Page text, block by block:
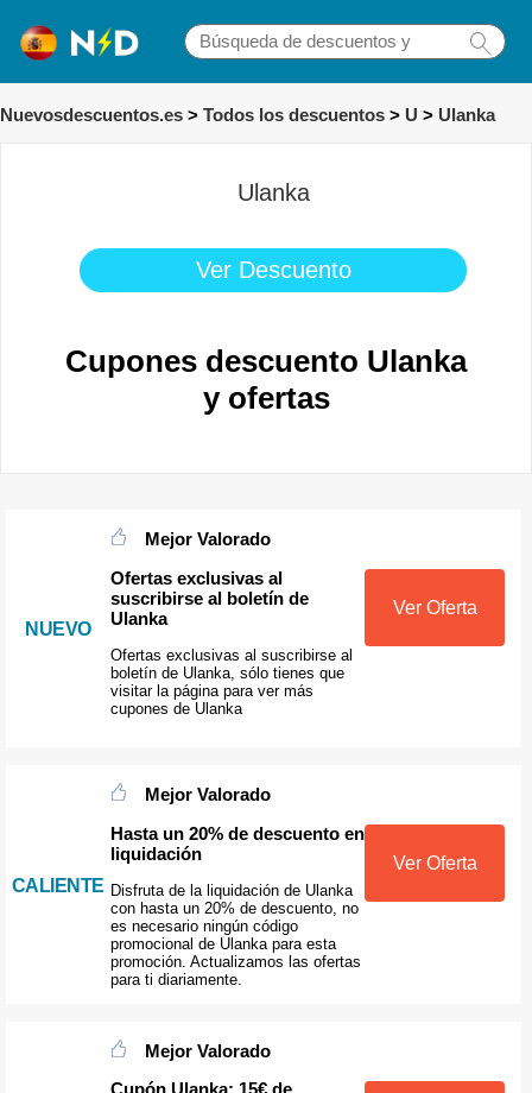
Nuevosdescuentos.es > Todos los descuentos > U > Ulanka
Ulanka
Ver Descuento
Cupones descuento Ulanka
y ofertas
NUEVO
Mejor Valorado
Ofertas exclusivas al
suscribirse al boletín de
Ulanka
Ofertas exclusivas al suscribirse al
boletín de Ulanka, sólo tienes que
visitar la página para ver más
cupones de Ulanka
Ver Oferta
CALIENTE
Mejor Valorado
Hasta un 20% de descuento en
liquidación
Disfruta de la liquidación de Ulanka
con hasta un 20% de descuento, no
es necesario ningún código
promocional de Ulanka para esta
promoción. Actualizamos las ofertas
para ti diariamente.
Ver Oferta
Mejor Valorado